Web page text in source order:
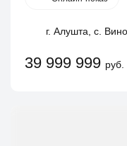
г. Алушта, с.
39 999 999 руб.